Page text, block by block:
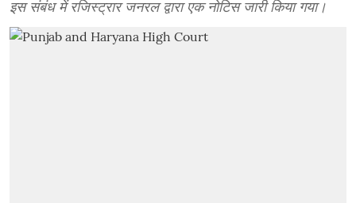
इस संबंध में रजिस्ट्रार जनरल द्वारा एक नोटिस जारी किया गया।